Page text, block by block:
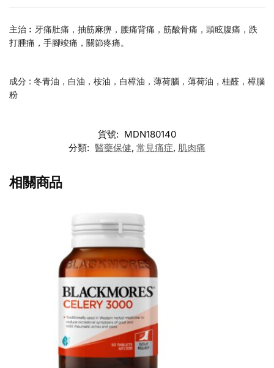
主治︰牙痛肚痛，抽筋麻痹，腰痛背痛，筋酸骨痛，頭眩腹痛，跌
打腫痛，手腳竣痛，關節疼痛。
成分 : 冬青油，白油，桉油，白樟油，薄荷腦，薄荷油，桂醛，樟腦
粉
貨號: MDN180140
分類: 醫藥保健, 常見痛症, 肌肉痛
相關商品